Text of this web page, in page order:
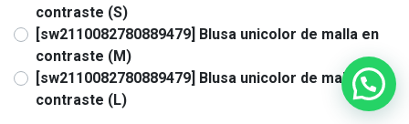
contraste (S)
[sw2110082780889479] Blusa unicolor de malla en
contraste (M)
[sw2110082780889479] Blusa unicolor de malla en
contraste (L)